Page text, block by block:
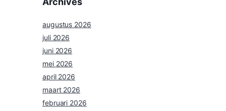
augustus 2026
juli 2026
juni 2026
mei 2026
april 2026
maart 2026
februari 2026